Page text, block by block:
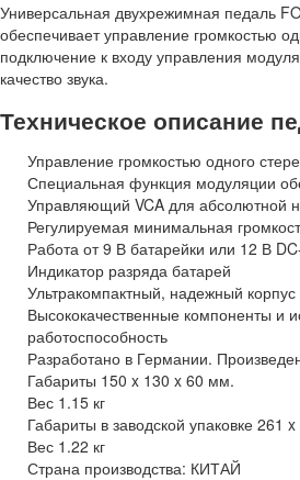
Универсальная двухрежимная педаль
обеспечивает управление громкостью
подключение к входу управления
качество звука.
Техническое описание
Управление громкостью одного
Специальная функция модуляции
Управляющий VCA для абсолютной
Регулируемая минимальная
Работа от 9 В батарейки или 12 В
Индикатор разряда батарей
Ультракомпактный, надежный корпус
Высококачественные компоненты и
работоспособность
Разработано в Германии.
Габариты 150 x 130 x 60 мм.
Вес 1.15 кг
Габариты в заводской упаковке 261
Вес 1.22 кг
Страна производства: КИТАЙ